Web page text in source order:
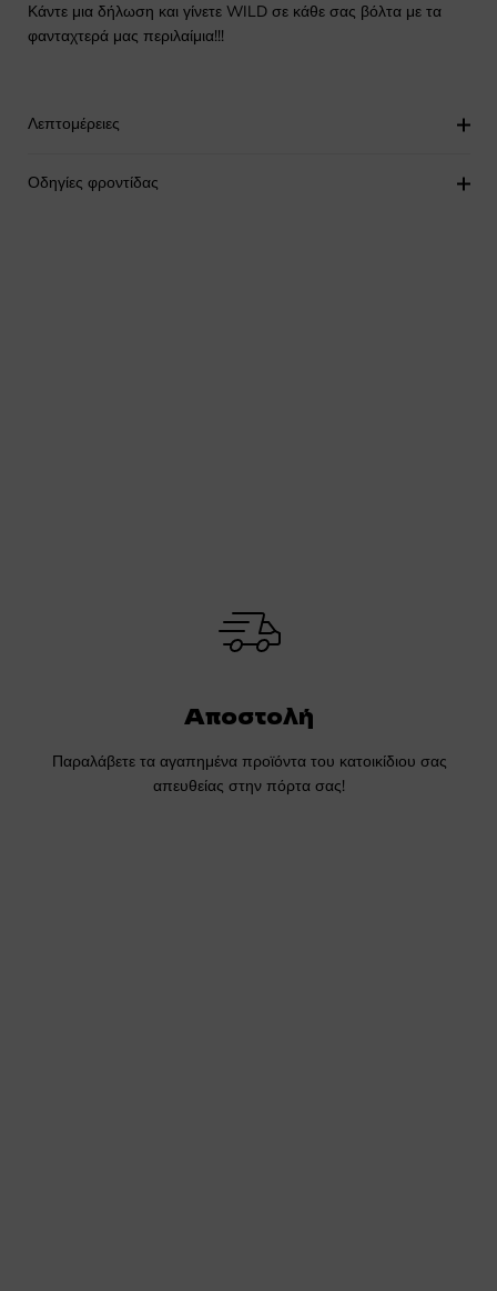
Κάντε μια δήλωση και γίνετε WILD σε κάθε σας βόλτα με τα
φανταχτερά μας περιλαίμια!!!
Λεπτομέρειες
Οδηγίες φροντίδας
Αποστολή
Παραλάβετε τα αγαπημένα προϊόντα του κατοικίδιου σας
απευθείας στην πόρτα σας!